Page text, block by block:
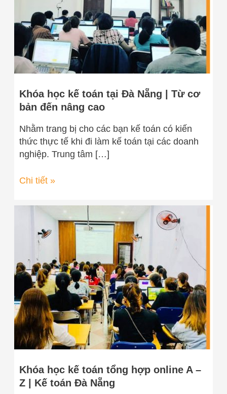
Khóa học kế toán tại Đà Nẵng | Từ cơ
bản đến nâng cao
Nhằm trang bị cho các bạn kế toán có kiến
thức thực tế khi đi làm kế toán tại các doanh
nghiệp. Trung tâm […]
Nẵng
|
cơ
bản
đến
nâng
cao
Chi tiết »
Khóa học kế toán tổng hợp online A –
Z | Kế toán Đà Nẵng
tổng
hợp
online
A
–
Z
Kế
Đà
Nẵng